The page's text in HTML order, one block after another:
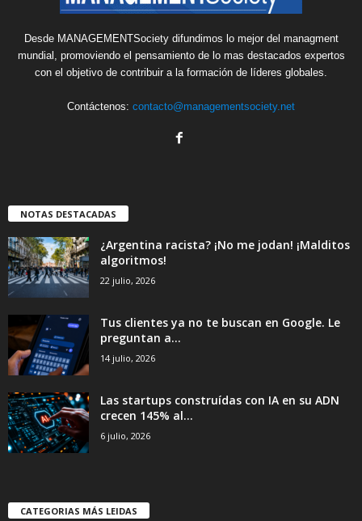
Desde MANAGEMENTSociety difundimos lo mejor del managment
mundial, promoviendo el pensamiento de lo mas destacados expertos
con el objetivo de contribuir a la formación de líderes globales.
Contáctenos: contacto@managementsociety.net
NOTAS DESTACADAS
¿Argentina racista? ¡No me jodan! ¡Malditos
algoritmos!
22 julio, 2026
Tus clientes ya no te buscan en Google. Le
preguntan a...
14 julio, 2026
Las startups construídas con IA en su ADN
crecen 145% al...
6 julio, 2026
CATEGORIAS MÁS LEIDAS